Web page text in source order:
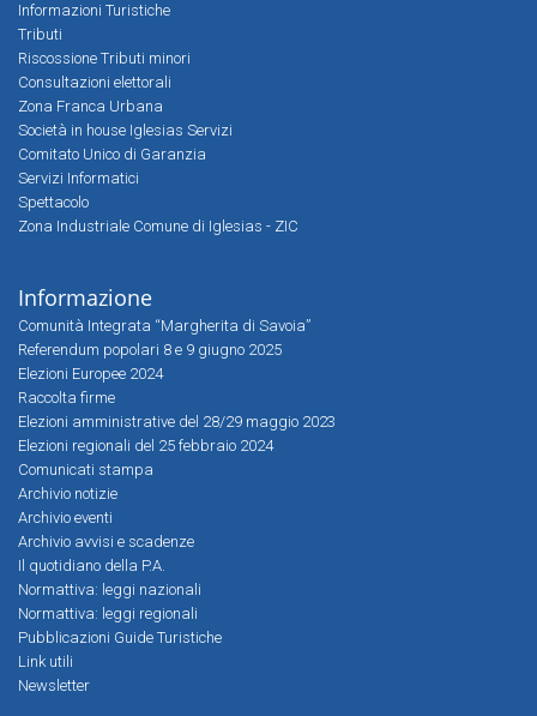
Informazioni Turistiche
Tributi
Riscossione Tributi minori
Consultazioni elettorali
Zona Franca Urbana
Società in house Iglesias Servizi
Comitato Unico di Garanzia
Servizi Informatici
Spettacolo
Zona Industriale Comune di Iglesias - ZIC
Informazione
Comunità Integrata “Margherita di Savoia”
Referendum popolari 8 e 9 giugno 2025
Elezioni Europee 2024
Raccolta firme
Elezioni amministrative del 28/29 maggio 2023
Elezioni regionali del 25 febbraio 2024
Comunicati stampa
Archivio notizie
Archivio eventi
Archivio avvisi e scadenze
Il quotidiano della P.A.
Normattiva: leggi nazionali
Normattiva: leggi regionali
Pubblicazioni Guide Turistiche
Link utili
Newsletter